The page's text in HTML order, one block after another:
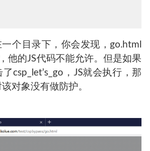
个目录下，你会发现，go.html
他的JS代码不能允许。但是如果
csp_let’s_go，JS就会执行，那
对象没有做防护。